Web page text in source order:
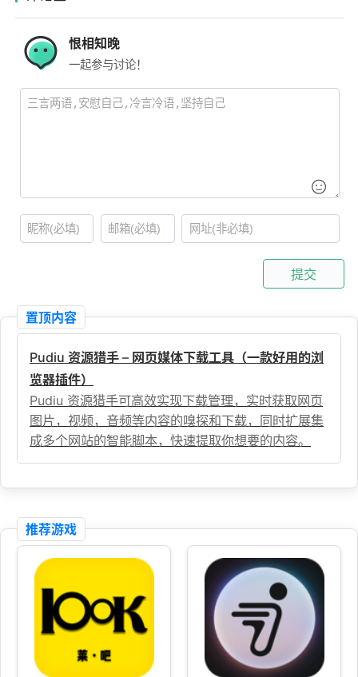
恨相知晚
一起参与讨论！
提交
置顶内容
Pudiu 资源猎手 – 网页媒体下载工具（一款好用的浏
览器插件）
Pudiu 资源猎手可高效实现下载管理，实时获取网页
图片，视频，音频等内容的嗅探和下载，同时扩展集
成多个网站的智能脚本，快速提取你想要的内容。
推荐游戏